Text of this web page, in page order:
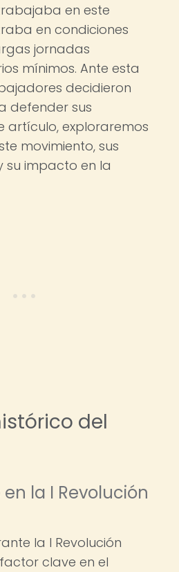
en este
en condiciones
jornadas
mínimos. Ante esta
decidieron
defender sus
artículo, exploraremos
movimiento, sus
su impacto en la
del
la I Revolución
la I Revolución
clave en el